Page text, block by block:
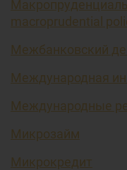
macroprudential
Межбанковский
Международная
Международные
Микрозайм
Микрокредит